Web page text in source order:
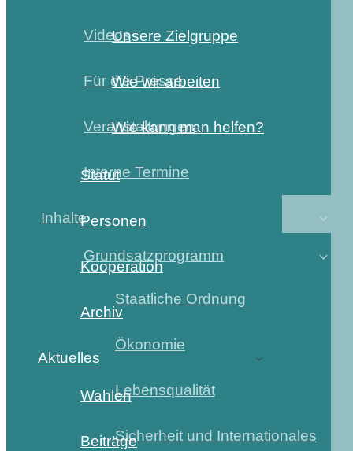
Videos
Für die Presse
Veranstaltungen
Interne Termine
Inhalte
Grundsatzprogramm
Staatliche Ordnung
Ökonomie
Lebensqualität
Sicherheit und Internationales
Unsere Zielgruppe
Wie wir arbeiten
Wie kann man helfen?
Statut
Personen
Kooperation
Archiv
Aktuelles
Wahlen
Beiträge